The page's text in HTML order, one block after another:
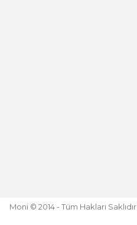
Moni © 2014 - Tüm Hakları Saklıdır